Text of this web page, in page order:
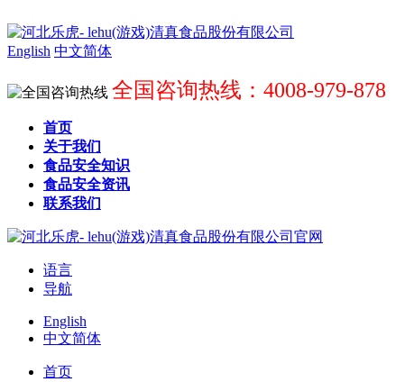
English 中文简体
全国咨询热线：4008-979-878
首页
关于我们
食品安全知识
食品安全资讯
联系我们
语言
导航
English
中文简体
首页